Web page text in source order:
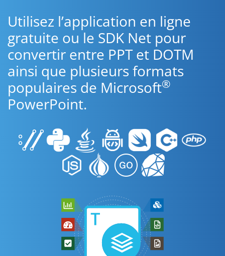
Utilisez l’application en ligne
gratuite ou le SDK Net pour
convertir entre PPT et DOTM
ainsi que plusieurs formats
populaires de Microsoft®
PowerPoint.